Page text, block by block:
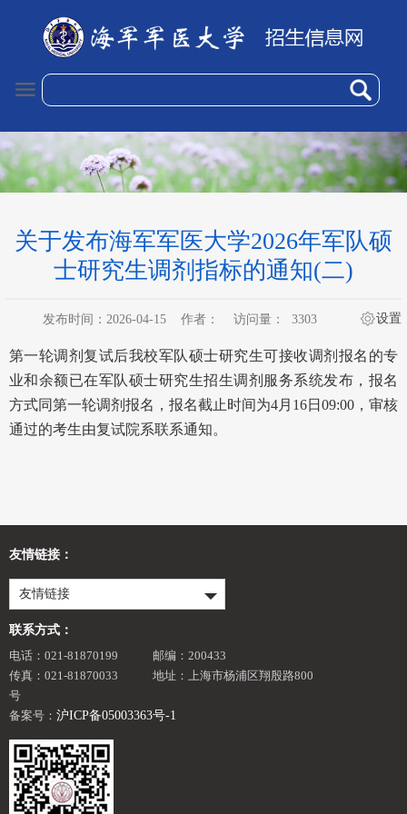
关于发布海军军医大学2026年军队硕
士研究生调剂指标的通知(二)
发布时间：2026-04-15 作者： 访问量： 3303 设置
第一轮调剂复试后我校军队硕士研究生可接收调剂报名的专
业和余额已在军队硕士研究生招生调剂服务系统发布，报名
方式同第一轮调剂报名，报名截止时间为4月16日09:00，审核
通过的考生由复试院系联系通知。
友情链接：
友情链接
联系方式：
电话：021-81870199
邮编：200433
传真：021-81870033
地址：上海市杨浦区翔殷路800
号
备案号： 沪ICP备05003363号-1